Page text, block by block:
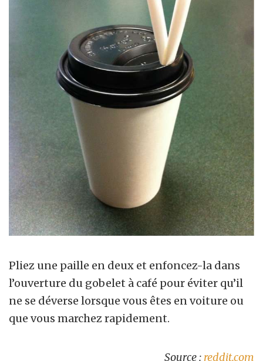
Pliez une paille en deux et enfoncez-la dans
l’ouverture du gobelet à café pour éviter qu’il
ne se déverse lorsque vous êtes en voiture ou
que vous marchez rapidement.
Source : reddit.com